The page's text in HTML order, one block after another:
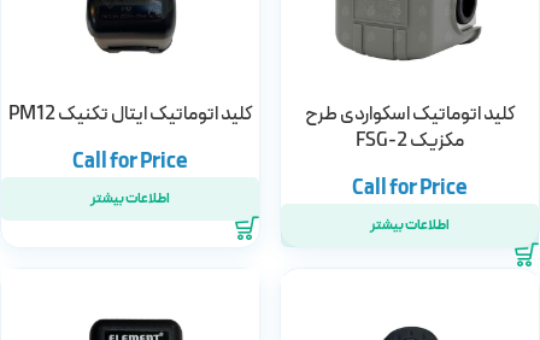
کلید اتوماتیک اسکواردی طرح
مکزیک FSG-2
اطلاعات بیشتر
کلید اتوماتیک ایتال تکنیک PM12
اطلاعات بیشتر